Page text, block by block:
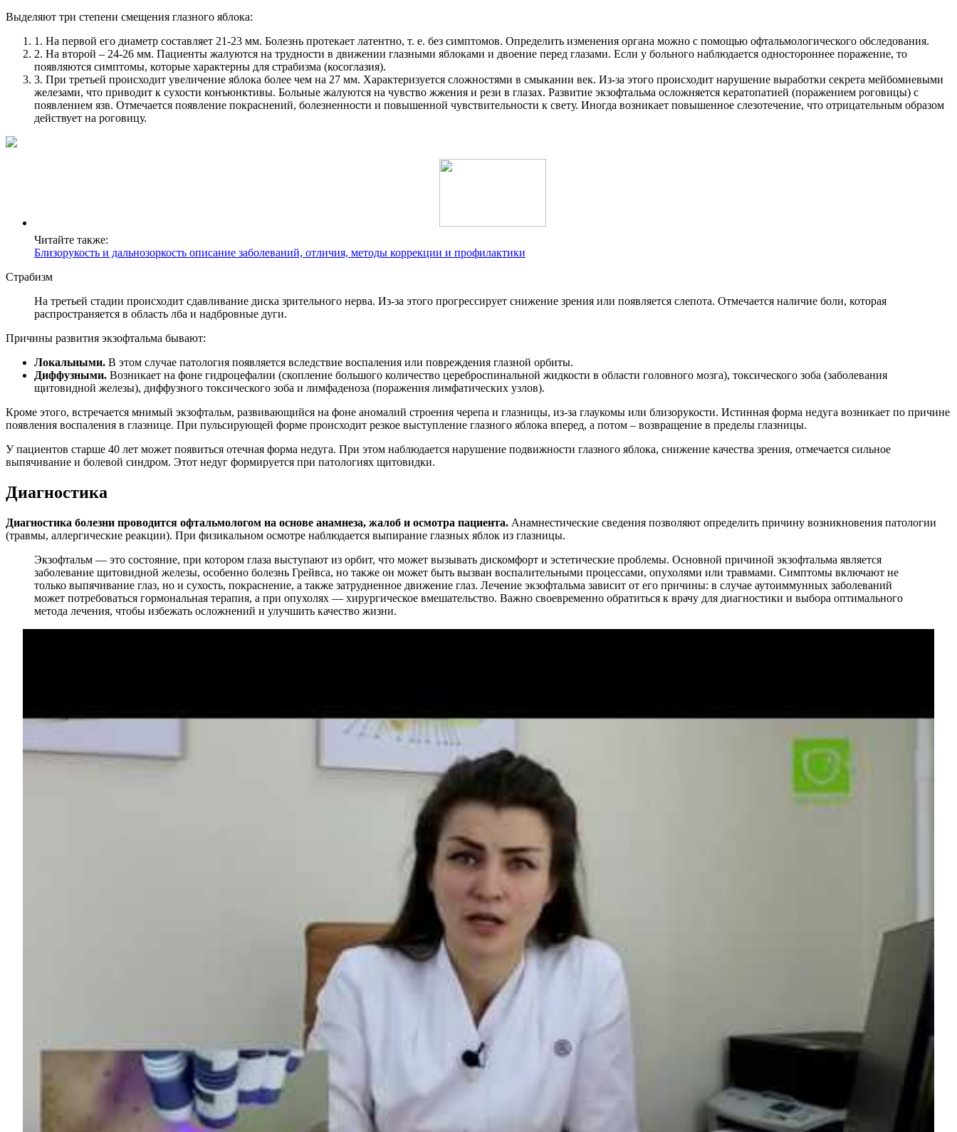
Выделяют три степени смещения глазного яблока:
1. На первой его диаметр составляет 21-23 мм. Болезнь протекает латентно, т. е. без симптомов. Определить изменения органа можно с помощью офтальмологического обследования.
2. На второй – 24-26 мм. Пациенты жалуются на трудности в движении глазными яблоками и двоение перед глазами. Если у больного наблюдается одностороннее поражение, то
появляются симптомы, которые характерны для страбизма (косоглазия).
3. При третьей происходит увеличение яблока более чем на 27 мм. Характеризуется сложностями в смыкании век. Из-за этого происходит нарушение выработки секрета мейбомиевыми
железами, что приводит к сухости конъюнктивы. Больные жалуются на чувство жжения и рези в глазах. Развитие экзофтальма осложняется кератопатией (поражением роговицы) с
появлением язв. Отмечается появление покраснений, болезненности и повышенной чувствительности к свету. Иногда возникает повышенное слезотечение, что отрицательным образом
действует на роговицу.
Читайте также:
Близорукость и дальнозоркость описание заболеваний, отличия, методы коррекции и профилактики
Страбизм
На третьей стадии происходит сдавливание диска зрительного нерва. Из-за этого прогрессирует снижение зрения или появляется слепота. Отмечается наличие боли, которая
распространяется в область лба и надбровные дуги.
Причины развития экзофтальма бывают:
Локальными. В этом случае патология появляется вследствие воспаления или повреждения глазной орбиты.
Диффузными. Возникает на фоне гидроцефалии (скопление большого количество цереброспинальной жидкости в области головного мозга), токсического зоба (заболевания
щитовидной железы), диффузного токсического зоба и лимфаденоза (поражения лимфатических узлов).
Кроме этого, встречается мнимый экзофтальм, развивающийся на фоне аномалий строения черепа и глазницы, из-за глаукомы или близорукости. Истинная форма недуга возникает по причине
появления воспаления в глазнице. При пульсирующей форме происходит резкое выступление глазного яблока вперед, а потом – возвращение в пределы глазницы.
У пациентов старше 40 лет может появиться отечная форма недуга. При этом наблюдается нарушение подвижности глазного яблока, снижение качества зрения, отмечается сильное
выпячивание и болевой синдром. Этот недуг формируется при патологиях щитовидки.
Диагностика
Диагностика болезни проводится офтальмологом на основе анамнеза, жалоб и осмотра пациента. Анамнестические сведения позволяют определить причину возникновения патологии
(травмы, аллергические реакции). При физикальном осмотре наблюдается выпирание глазных яблок из глазницы.
Экзофтальм — это состояние, при котором глаза выступают из орбит, что может вызывать дискомфорт и эстетические проблемы. Основной причиной экзофтальма является
заболевание щитовидной железы, особенно болезнь Грейвса, но также он может быть вызван воспалительными процессами, опухолями или травмами. Симптомы включают не
только выпячивание глаз, но и сухость, покраснение, а также затрудненное движение глаз. Лечение экзофтальма зависит от его причины: в случае аутоиммунных заболеваний
может потребоваться гормональная терапия, а при опухолях — хирургическое вмешательство. Важно своевременно обратиться к врачу для диагностики и выбора оптимального
метода лечения, чтобы избежать осложнений и улучшить качество жизни.